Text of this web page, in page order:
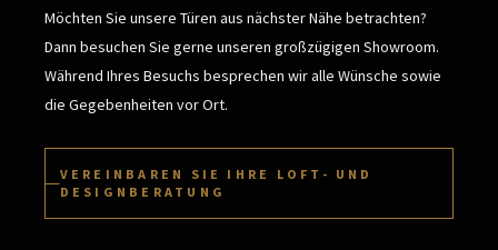
Möchten Sie unsere Türen aus nächster Nähe betrachten?
Dann besuchen Sie gerne unseren großzügigen Showroom.
Während Ihres Besuchs besprechen wir alle Wünsche sowie
die Gegebenheiten vor Ort.
VEREINBAREN SIE IHRE LOFT- UND
DESIGNBERATUNG